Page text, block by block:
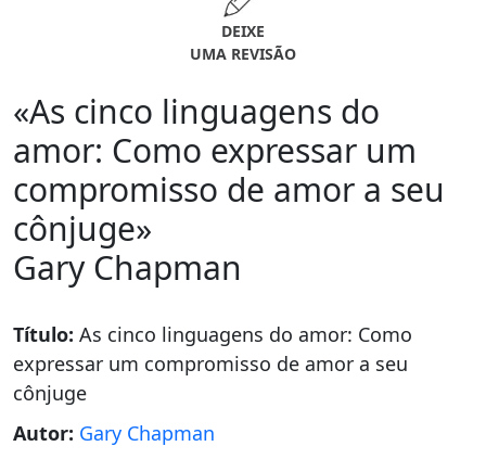
DEIXE
UMA REVISÃO
«As cinco linguagens do
amor: Como expressar um
compromisso de amor a seu
cônjuge»
Gary Chapman
Título: As cinco linguagens do amor: Como
expressar um compromisso de amor a seu
cônjuge
Autor: Gary Chapman